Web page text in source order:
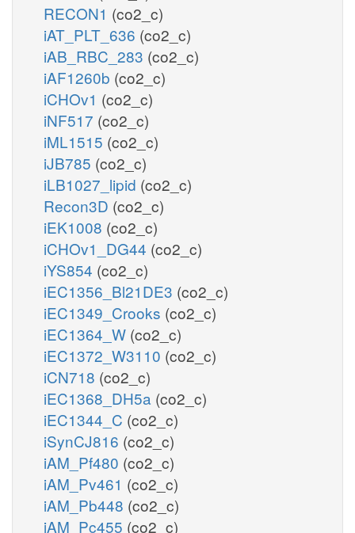
RECON1 (co2_c)
iAT_PLT_636 (co2_c)
iAB_RBC_283 (co2_c)
iAF1260b (co2_c)
iCHOv1 (co2_c)
iNF517 (co2_c)
iML1515 (co2_c)
iJB785 (co2_c)
iLB1027_lipid (co2_c)
Recon3D (co2_c)
iEK1008 (co2_c)
iCHOv1_DG44 (co2_c)
iYS854 (co2_c)
iEC1356_Bl21DE3 (co2_c)
iEC1349_Crooks (co2_c)
iEC1364_W (co2_c)
iEC1372_W3110 (co2_c)
iCN718 (co2_c)
iEC1368_DH5a (co2_c)
iEC1344_C (co2_c)
iSynCJ816 (co2_c)
iAM_Pf480 (co2_c)
iAM_Pv461 (co2_c)
iAM_Pb448 (co2_c)
iAM_Pc455 (co2_c)